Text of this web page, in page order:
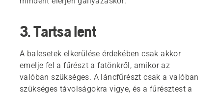
3. Tartsa lent
A balesetek elkerülése érdekében csak akkor
emelje fel a fűrészt a fatönkről, amikor az
valóban szükséges. A láncfűrészt csak a valóban
szükséges távolságokra vigye, és a fűrésztest a